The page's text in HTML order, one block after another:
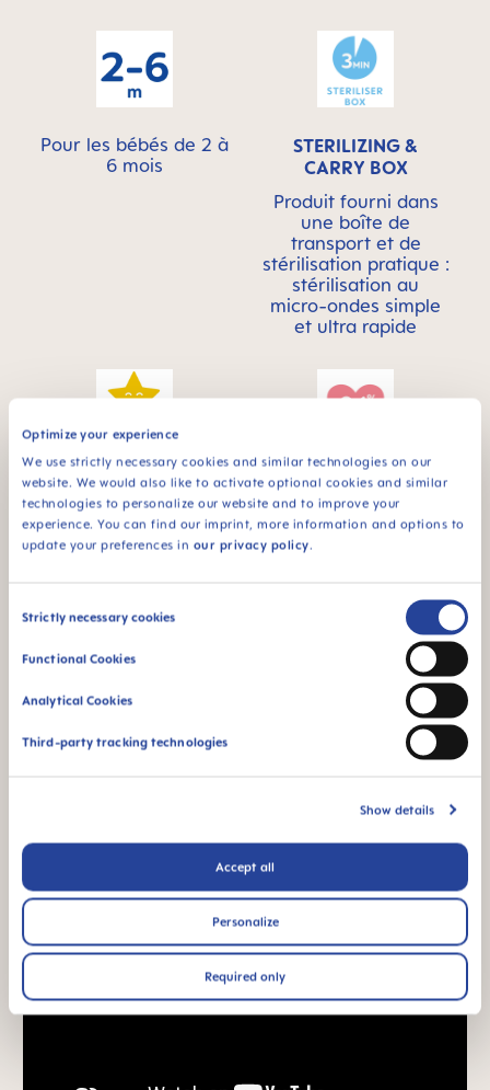
Optimize your experience
We use strictly necessary cookies and similar technologies on our
website. We would also like to activate optional cookies and similar
technologies to personalize our website and to improve your
experience. You can find our imprint, more information and options to
update your preferences in our privacy policy.
Consent
Strictly necessary cookies
Functional Cookies
Analytical Cookies
Third-party tracking technologies
Show details
Accept all
Personalize
Required only
Pour les bébés de 2 à
6 mois
STERILIZING &
CARRY BOX
Produit fourni dans
une boîte de
transport et de
stérilisation pratique :
stérilisation au
micro-ondes simple
et ultra rapide
Brille dans le noir
pour la retrouver plus
facilement la nuit
94% NIPPLE
ACCEPTANCE
94 % d’acceptation
par les bébés, pour
une sensation
¹ Étude de marché 2009-2023, tests réalisés auprès de 1,588